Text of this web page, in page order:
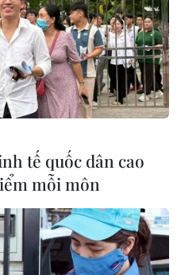
tế quốc dân cao
mỗi môn